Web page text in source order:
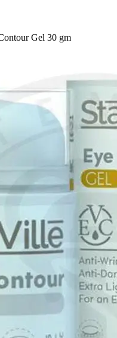
Gel 30 gm